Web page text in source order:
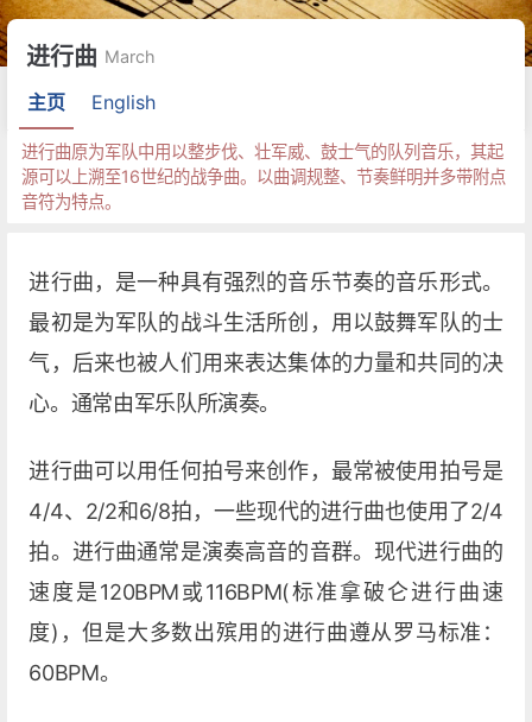
进行曲 March
主页 English
进行曲原为军队中用以整步伐、壮军威、鼓士气的队列音乐，其起
源可以上溯至16世纪的战争曲。以曲调规整、节奏鲜明并多带附点
音符为特点。
进行曲，是一种具有强烈的音乐节奏的音乐形式。
最初是为军队的战斗生活所创，用以鼓舞军队的士
气，后来也被人们用来表达集体的力量和共同的决
心。通常由军乐队所演奏。
进行曲可以用任何拍号来创作，最常被使用拍号是
4/4、2/2和6/8拍，一些现代的进行曲也使用了2/4
拍。进行曲通常是演奏高音的音群。现代进行曲的
速度是120BPM或116BPM(标准拿破仑进行曲速
度)，但是大多数出殡用的进行曲遵从罗马标准：
60BPM。